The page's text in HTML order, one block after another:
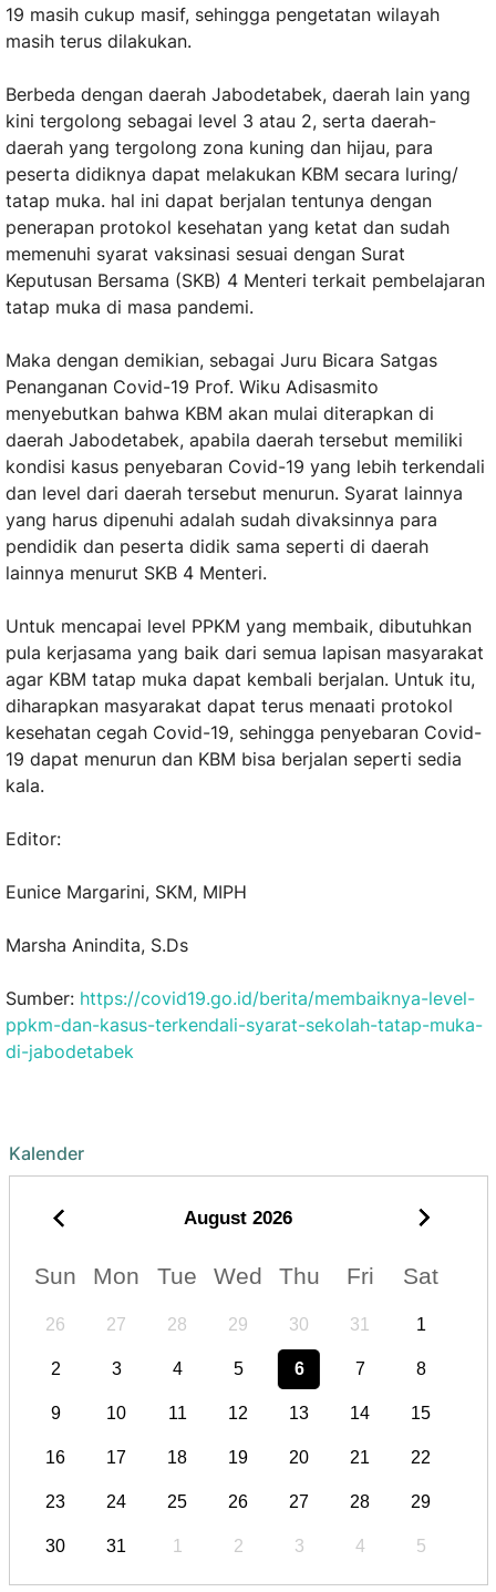
19 masih cukup masif, sehingga pengetatan wilayah
masih terus dilakukan.
Berbeda dengan daerah Jabodetabek, daerah lain yang
kini tergolong sebagai level 3 atau 2, serta daerah-
daerah yang tergolong zona kuning dan hijau, para
peserta didiknya dapat melakukan KBM secara luring/
tatap muka. hal ini dapat berjalan tentunya dengan
penerapan protokol kesehatan yang ketat dan sudah
memenuhi syarat vaksinasi sesuai dengan Surat
Keputusan Bersama (SKB) 4 Menteri terkait pembelajaran
tatap muka di masa pandemi.
Maka dengan demikian, sebagai Juru Bicara Satgas
Penanganan Covid-19 Prof. Wiku Adisasmito
menyebutkan bahwa KBM akan mulai diterapkan di
daerah Jabodetabek, apabila daerah tersebut memiliki
kondisi kasus penyebaran Covid-19 yang lebih terkendali
dan level dari daerah tersebut menurun. Syarat lainnya
yang harus dipenuhi adalah sudah divaksinnya para
pendidik dan peserta didik sama seperti di daerah
lainnya menurut SKB 4 Menteri.
Untuk mencapai level PPKM yang membaik, dibutuhkan
pula kerjasama yang baik dari semua lapisan masyarakat
agar KBM tatap muka dapat kembali berjalan. Untuk itu,
diharapkan masyarakat dapat terus menaati protokol
kesehatan cegah Covid-19, sehingga penyebaran Covid-
19 dapat menurun dan KBM bisa berjalan seperti sedia
kala.
Editor:
Eunice Margarini, SKM, MIPH
Marsha Anindita, S.Ds
Sumber: https://covid19.go.id/berita/membaiknya-level-
ppkm-dan-kasus-terkendali-syarat-sekolah-tatap-muka-
di-jabodetabek
Kalender
August 2026
Sun Mon Tue Wed Thu Fri Sat
26 27 28 29 30 31 1
2 3 4 5 6 7 8
9 10 11 12 13 14 15
16 17 18 19 20 21 22
23 24 25 26 27 28 29
30 31 1 2 3 4 5